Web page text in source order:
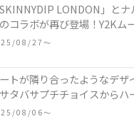
SKINNYDIP LONDON」と
コラボが再び登場！Y2Kム
レクションを発売♪
08/27〜
トが隣り合ったようなデ
タバサプチチョイスからハ
Collectionが発売！
08/06〜